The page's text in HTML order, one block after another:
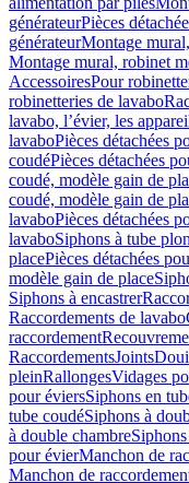
générateurPièces
générateurMontage
Montage mural, robinet
AccessoiresPour
robinetteries de lavabo
lavabo, l’évier, les
lavaboPièces détachées
coudéPièces détachées
coudé, modèle gain de
coudé, modèle gain de
lavaboPièces détachées
lavaboSiphons à tube
placePièces détachées
modèle gain de place
Siphons à encastrer
Raccordements de lavabo
raccordement
RaccordementsJoints
pleinRallongesVidages
pour éviersSiphons en
tube coudéSiphons à
à double chambre
pour évierManchon de
Manchon de